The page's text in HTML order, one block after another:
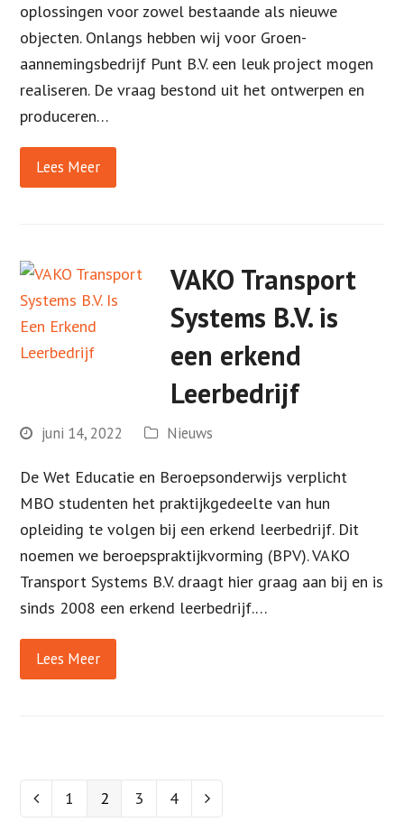
oplossingen voor zowel bestaande als nieuwe
objecten. Onlangs hebben wij voor Groen-
aannemingsbedrijf Punt B.V. een leuk project mogen
realiseren. De vraag bestond uit het ontwerpen en
produceren…
Lees Meer
VAKO Transport
Systems B.V. is
een erkend
Leerbedrijf
juni 14, 2022 Nieuws
De Wet Educatie en Beroepsonderwijs verplicht
MBO studenten het praktijkgedeelte van hun
opleiding te volgen bij een erkend leerbedrijf. Dit
noemen we beroepspraktijkvorming (BPV). VAKO
Transport Systems B.V. draagt hier graag aan bij en is
sinds 2008 een erkend leerbedrijf.…
Lees Meer
VorigePage
1 Page
2 Page
3 Page
4 Volgende